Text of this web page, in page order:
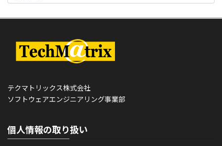
テクマトリックス株式会社
ソフトウェアエンジニアリング事業部
個人情報の取り扱い